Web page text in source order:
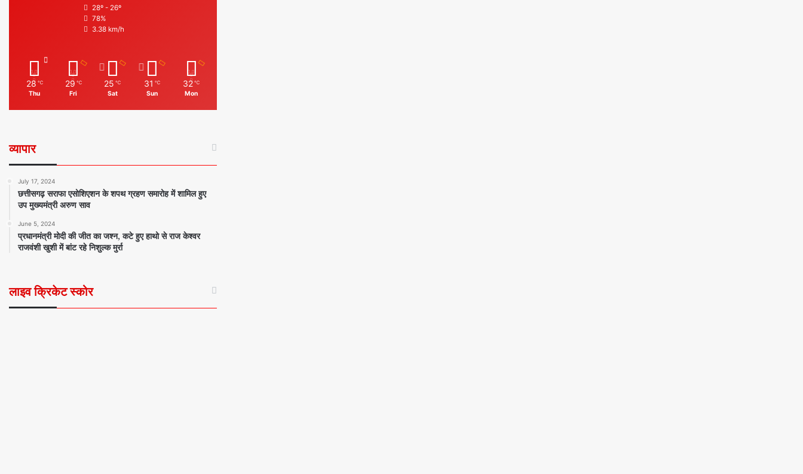
28º - 26º
78%
3.38 km/h
28 ℃
Thu
29 ℃
Fri
25 ℃
Sat
31 ℃
Sun
32 ℃
Mon
व्यापार
July 17, 2024
छत्तीसगढ़ सराफा एसोशिएशन के शपथ ग्रहण समारोह में शामिल हुए
उप मुख्यमंत्री अरुण साव
June 5, 2024
प्रधानमंत्री मोदी की जीत का जश्न, कटे हुए हाथो से राज केश्वर
राजवंशी खुशी में बांट रहे निशुल्क मुर्रा
लाइव क्रिकेट स्कोर